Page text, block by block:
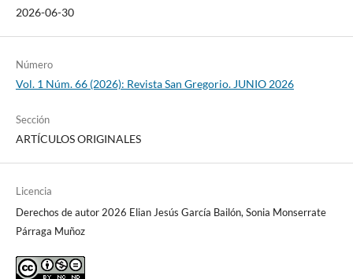
2026-06-30
Número
Vol. 1 Núm. 66 (2026): Revista San Gregorio. JUNIO 2026
Sección
ARTÍCULOS ORIGINALES
Licencia
Derechos de autor 2026 Elian Jesús García Bailón, Sonia Monserrate
Párraga Muñoz